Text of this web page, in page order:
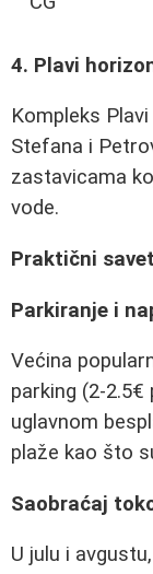
4. Plavi
Kompleks
Stefana i
zastavicama
vode.
Praktični
Parkiranje i
Većina
parking (2-2.5€
uglavnom
plaže kao što
Saobraćaj
U julu i